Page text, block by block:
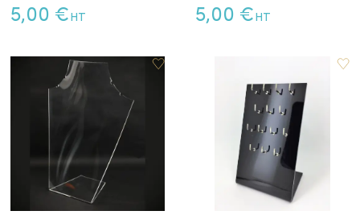
5,00 € HT 5,00 € HT